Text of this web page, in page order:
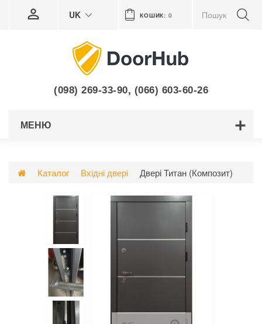
КОШИК: 0
UK
(098) 269-33-90, (066) 603-60-26
МЕНЮ
Каталог Вхідні двері Двері Титан (Композит)